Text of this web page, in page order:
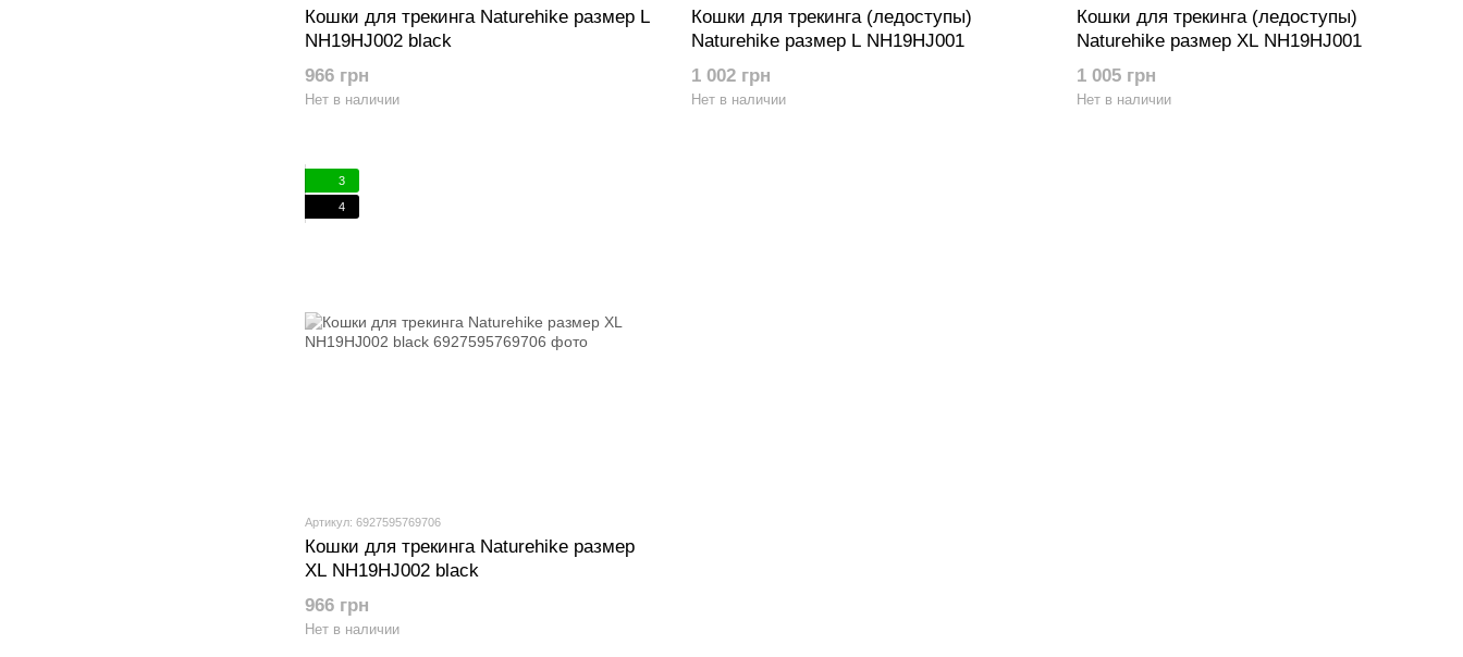
Кошки для трекинга Naturehike размер L
NH19HJ002 black
966 грн
Нет в наличии
Кошки для трекинга (ледоступы)
Naturehike размер L NH19HJ001
1 002 грн
Нет в наличии
Кошки для трекинга (ледоступы)
Naturehike размер XL NH19HJ001
1 005 грн
Нет в наличии
3
4
Артикул: 6927595769706
Кошки для трекинга Naturehike размер
XL NH19HJ002 black
966 грн
Нет в наличии